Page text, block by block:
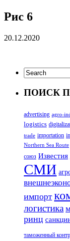
Рис 6
20.12.2020
ПОИСК
advertising agro-
logistics
trade importation
Northern Sea Route
союз Известия
СМИ
импорт
логистика
ринц
таможенный